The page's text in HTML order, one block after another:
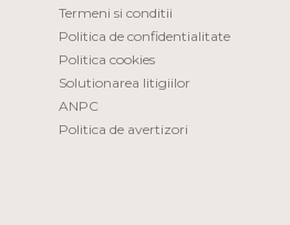
Termeni si conditii
Politica de confidentialitate
Politica cookies
Solutionarea litigiilor
ANPC
Politica de avertizori